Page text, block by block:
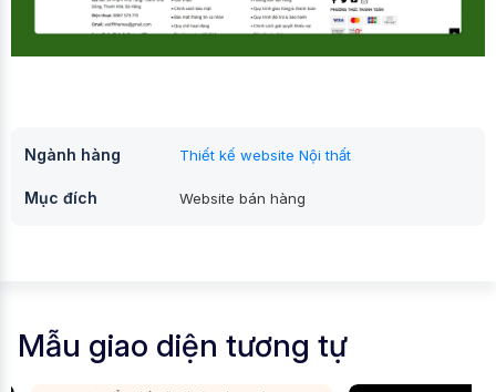
Ngành hàng Thiết kế website Nội thất
Mục đích Website bán hàng
Mẫu giao diện tương tự